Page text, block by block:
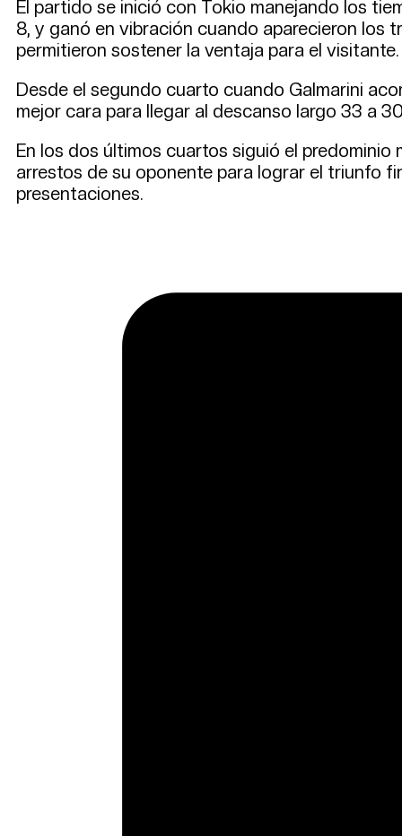
El partido se inició con Tokio manejando los
8, y ganó en vibración cuando aparecieron los
permitieron sostener la ventaja para el visitante.
Desde el segundo cuarto cuando Galmarini
mejor cara para llegar al descanso largo 33 a
En los dos últimos cuartos siguió el
arrestos de su oponente para lograr el triunfo
presentaciones.